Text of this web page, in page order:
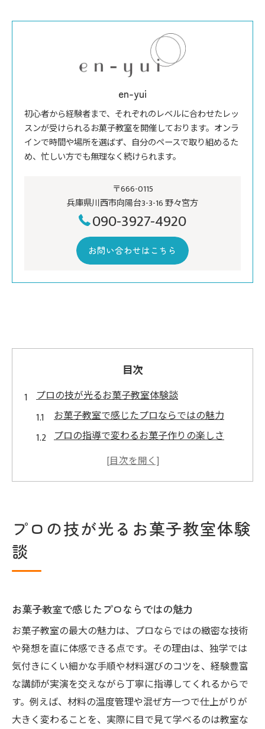
en-yui
初心者から経験者まで、それぞれのレベルに合わせたレッ
スンが受けられるお菓子教室を開催しております。オンラ
インで時間や場所を選ばず、自分のペースで取り組めるた
め、忙しい方でも無理なく続けられます。
〒666-0115
兵庫県川西市向陽台3-3-16 野々宮方
090-3927-4920
お問い合わせはこちら
目次
プロの技が光るお菓子教室体験談
お菓子教室で感じたプロならではの魅力
プロの指導で変わるお菓子作りの楽しさ
実際にお菓子教室で学んだ技術の感動
お菓子教室で広がる新たな交流と発見
お菓子教室で叶える本格スイーツ作り
本格派も満足のお菓子教室レッスン内容
自宅でも再現できる技術をお菓子教室で
お菓子教室が叶える憧れのスイーツ作り
自宅で役立つプロ直伝のコツを紹介
お菓子教室で教わる自宅向けテクニック
自宅で実践できるプロのお菓子教室の知恵
プロの技が光るお菓子教室体験
談
お菓子教室で感じたプロならではの魅力
お菓子教室の最大の魅力は、プロならではの緻密な技術
や発想を直に体感できる点です。その理由は、独学では
気付きにくい細かな手順や材料選びのコツを、経験豊富
な講師が実演を交えながら丁寧に指導してくれるからで
す。例えば、材料の温度管理や混ぜ方一つで仕上がりが
大きく変わることを、実際に目で見て学べるのは教室な